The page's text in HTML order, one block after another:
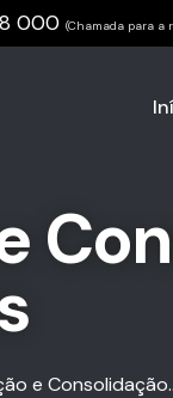
000 (Chamada para a
e